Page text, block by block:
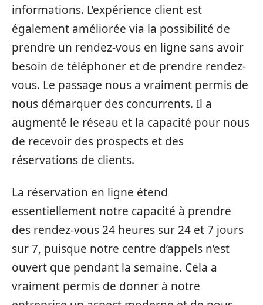
informations. L’expérience client est
également améliorée via la possibilité de
prendre un rendez-vous en ligne sans avoir
besoin de téléphoner et de prendre rendez-
vous. Le passage nous a vraiment permis de
nous démarquer des concurrents. Il a
augmenté le réseau et la capacité pour nous
de recevoir des prospects et des
réservations de clients.
La réservation en ligne étend
essentiellement notre capacité à prendre
des rendez-vous 24 heures sur 24 et 7 jours
sur 7, puisque notre centre d’appels n’est
ouvert que pendant la semaine. Cela a
vraiment permis de donner à notre